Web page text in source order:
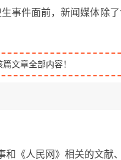
事件面前，新闻媒体除
文章全部内容！
和《人民网》相关的文献